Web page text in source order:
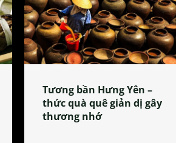
Tương bần Hưng Yên –
thức quà quê giản dị gây
thương nhớ